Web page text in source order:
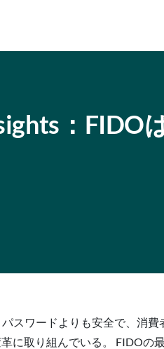
：FIDO
スワードよりも安全で、消
取り組んでいる。 FIDOの